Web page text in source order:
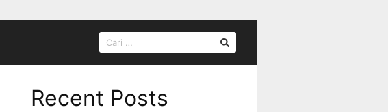
CARI
UNTUK:
Recent Posts